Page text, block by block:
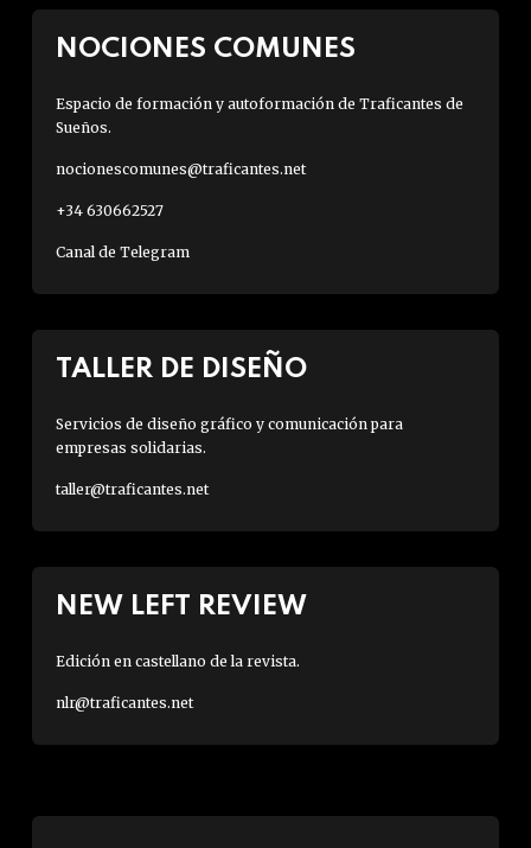
NOCIONES COMUNES
Espacio de formación y autoformación de Traficantes de
Sueños.
nocionescomunes@traficantes.net
+34 630662527
Canal de Telegram
TALLER DE DISEÑO
Servicios de diseño gráfico y comunicación para
empresas solidarias.
taller@traficantes.net
NEW LEFT REVIEW
Edición en castellano de la revista.
nlr@traficantes.net